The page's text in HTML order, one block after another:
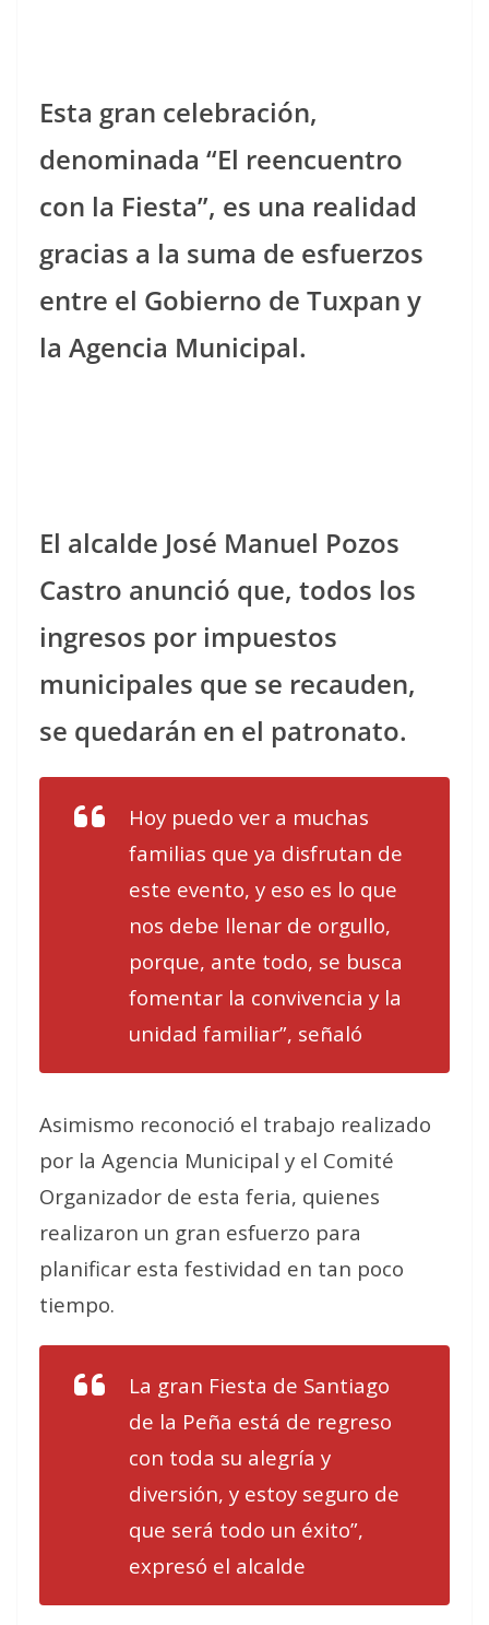
Esta gran celebración,
denominada “El reencuentro
con la Fiesta”, es una realidad
gracias a la suma de esfuerzos
entre el Gobierno de Tuxpan y
la Agencia Municipal.
El alcalde José Manuel Pozos
Castro anunció que, todos los
ingresos por impuestos
municipales que se recauden,
se quedarán en el patronato.
Hoy puedo ver a muchas
familias que ya disfrutan de
este evento, y eso es lo que
nos debe llenar de orgullo,
porque, ante todo, se busca
fomentar la convivencia y la
unidad familiar”, señaló
Asimismo reconoció el trabajo realizado
por la Agencia Municipal y el Comité
Organizador de esta feria, quienes
realizaron un gran esfuerzo para
planificar esta festividad en tan poco
tiempo.
La gran Fiesta de Santiago
de la Peña está de regreso
con toda su alegría y
diversión, y estoy seguro de
que será todo un éxito”,
expresó el alcalde